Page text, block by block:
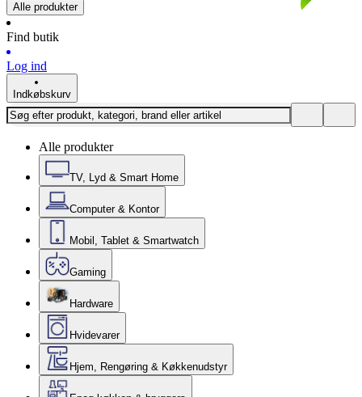
Alle produkter
Find butik
Log ind
Indkøbskurv
Alle produkter
TV, Lyd & Smart Home
Computer & Kontor
Mobil, Tablet & Smartwatch
Gaming
Hardware
Hvidevarer
Hjem, Rengøring & Køkkenudstyr